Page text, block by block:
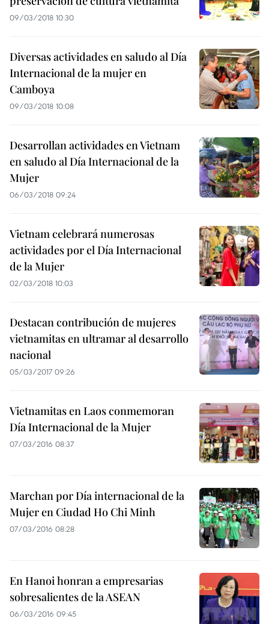
09/03/2018 10:30
Diversas actividades en saludo al Día
Internacional de la mujer en
Camboya
09/03/2018 10:08
Desarrollan actividades en Vietnam
en saludo al Día Internacional de la
Mujer
06/03/2018 09:24
Vietnam celebrará numerosas
actividades por el Día Internacional
de la Mujer
02/03/2018 10:03
Destacan contribución de mujeres
vietnamitas en ultramar al desarrollo
nacional
05/03/2017 09:26
Vietnamitas en Laos conmemoran
Día Internacional de la Mujer
07/03/2016 08:37
Marchan por Día internacional de la
Mujer en Ciudad Ho Chi Minh
07/03/2016 08:28
En Hanoi honran a empresarias
sobresalientes de la ASEAN
06/03/2016 09:45